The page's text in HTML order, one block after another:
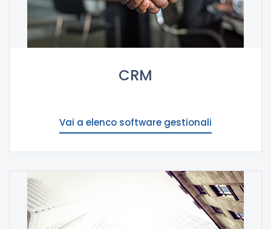
CRM
Vai a elenco software gestionali